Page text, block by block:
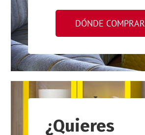
DÓNDE COMPRAR
¿Quieres